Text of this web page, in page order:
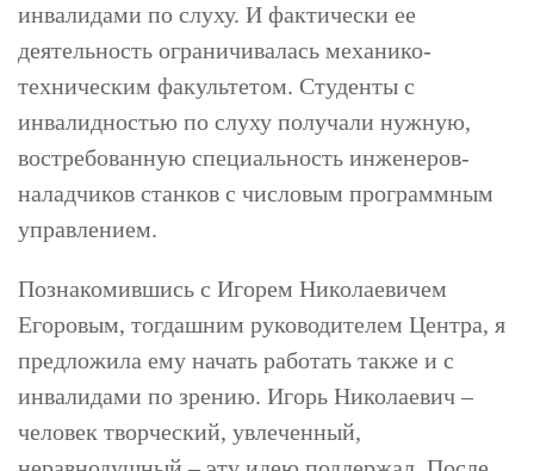
инвалидами по слуху. И фактически ее
деятельность ограничивалась механико-
техническим факультетом. Студенты с
инвалидностью по слуху получали нужную,
востребованную специальность инженеров-
наладчиков станков с числовым программным
управлением.
Познакомившись с Игорем Николаевичем
Егоровым, тогдашним руководителем Центра, я
предложила ему начать работать также и с
инвалидами по зрению. Игорь Николаевич –
человек творческий, увлеченный,